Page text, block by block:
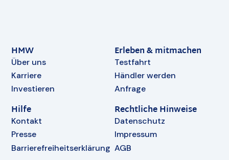
HMW
Über uns
Karriere
Investieren
Erleben & mitmachen
Testfahrt
Händler werden
Anfrage
Hilfe
Kontakt
Presse
Barrierefreiheitserklärung
Rechtliche Hinweise
Datenschutz
Impressum
AGB